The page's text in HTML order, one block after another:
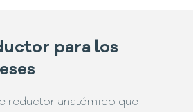
para los
reductor anatómico que